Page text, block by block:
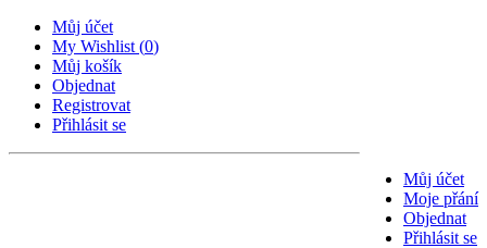
Můj účet
My Wishlist (0)
Můj košík
Objednat
Registrovat
Přihlásit se
Můj účet
Moje přání
Objednat
Přihlásit se